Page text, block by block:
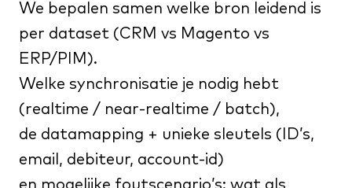
We bepalen samen welke bron leidend is
per dataset (CRM vs Magento vs
ERP/PIM).
Welke synchronisatie je nodig hebt
(realtime / near-realtime / batch),
de datamapping + unieke sleutels (ID’s,
email, debiteur, account-id)
en mogelijke foutscenario’s: wat als